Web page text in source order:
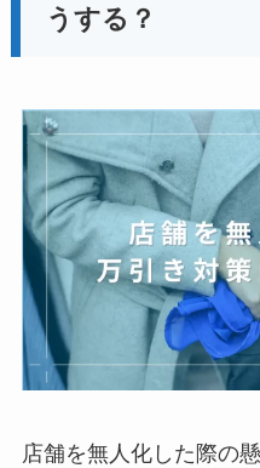
うする？
店舗を無人化した際の